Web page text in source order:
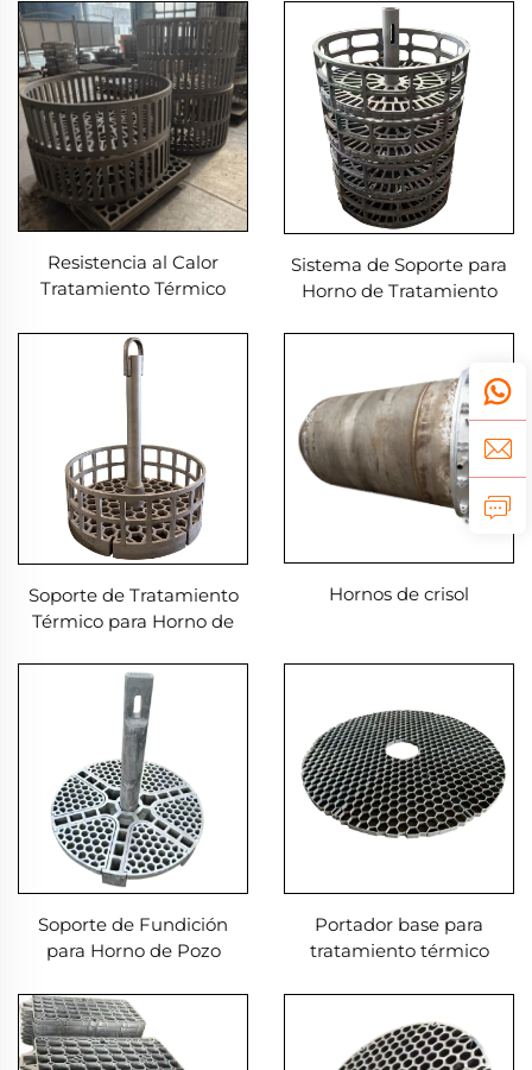
Duradero para Servicios
de Fundición
de Arena Fundición de
Inversión Material
Resistente al Calor
Resistencia al Calor
Tratamiento Térmico
Fundido de Acero
Inoxidable
Sistema de Soporte para
Horno de Tratamiento
Soporte de Tratamiento
Térmico para Horno de
Hornos de crisol
Soporte de Fundición
para Horno de Pozo
Portador base para
tratamiento térmico